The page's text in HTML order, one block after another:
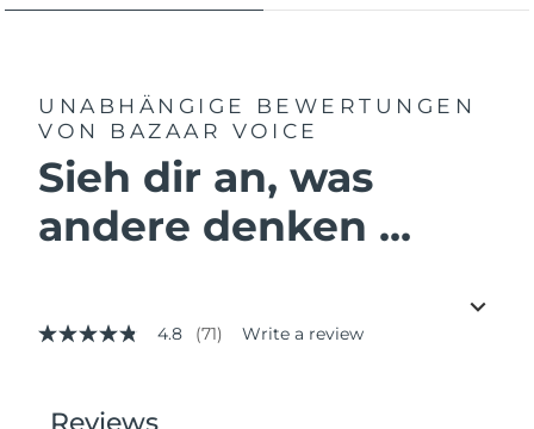
UNABHÄNGIGE BEWERTUNGEN
VON BAZAAR VOICE
Sieh dir an, was
andere denken ...
4.8
stars,
4.8 (71) Write a review